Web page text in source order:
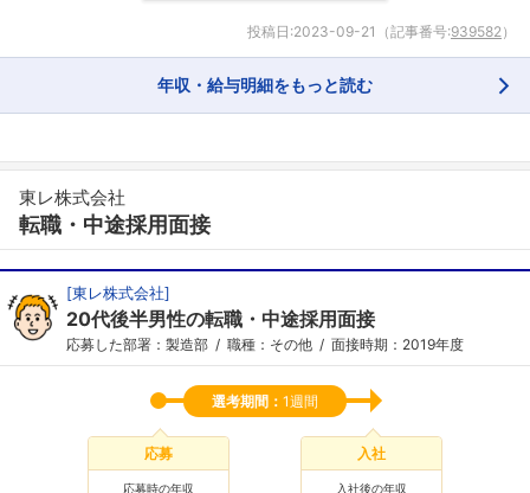
投稿日:2023-09-21 （記事番号:939582 ）
年収・給与明細をもっと読む
東レ株式会社
転職・中途採用面接
[東レ株式会社]
20代後半男性の転職・中途採用面接
応募した部署：製造部 職種：その他 面接時期：2019年度
選考期間： 1週間
応募
応募時の年収
入社
入社後の年収